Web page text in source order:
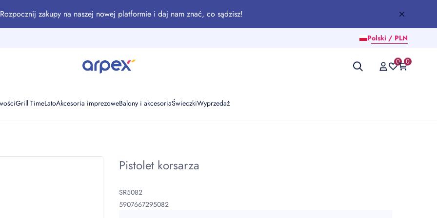
zakupy na naszej nowej platformie i daj nam znać, co sądzisz!
Polski / PLN
0 0
Grill TimeLatoAkcesoria imprezoweBalony i akcesoriaŚwieczkiWyprzedaż
Pistolet korsarza
SR5082
5907667295082